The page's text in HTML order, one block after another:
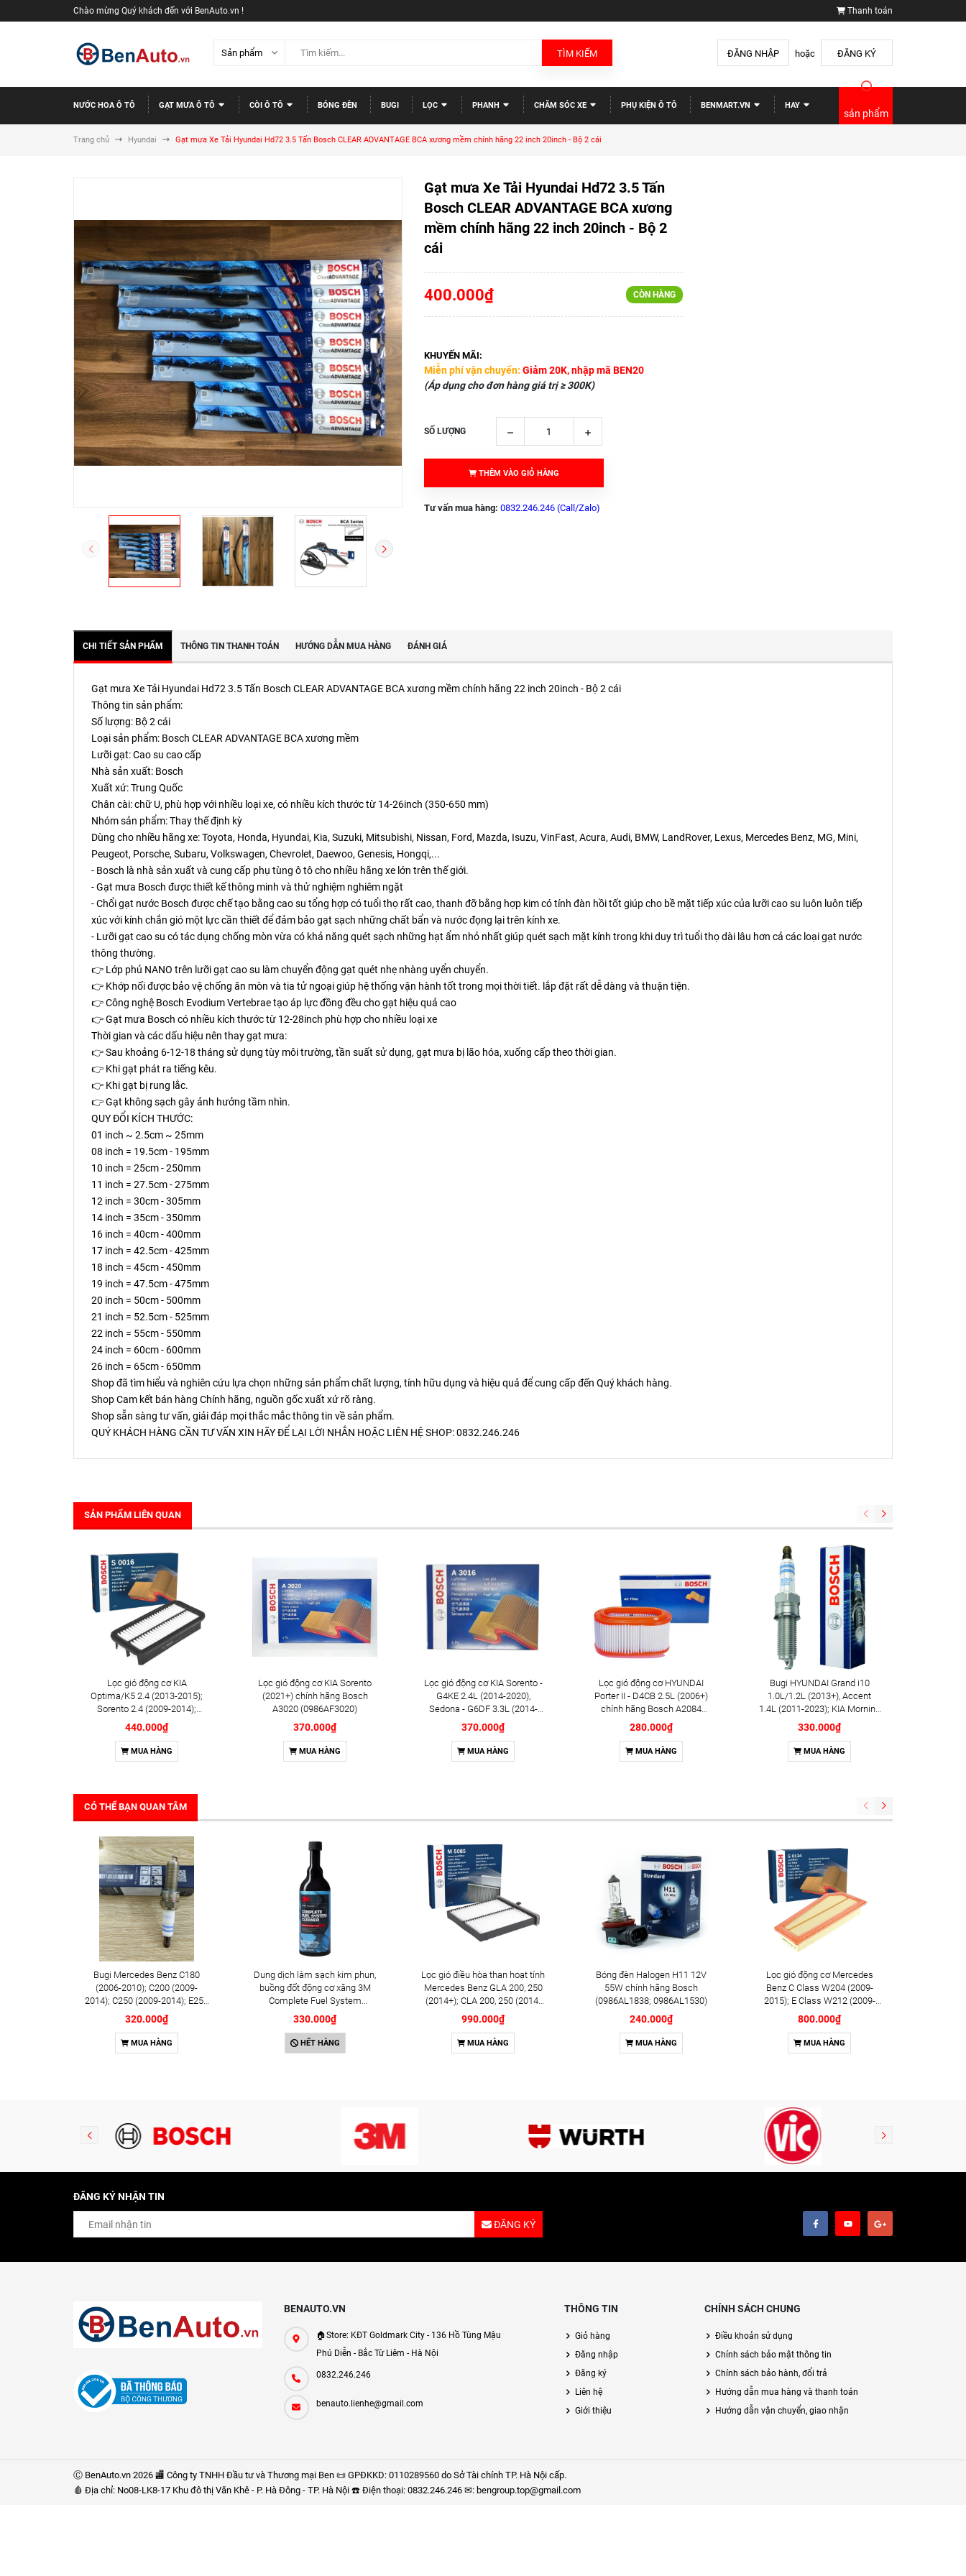
Chào mừng Quý khách đến với BenAuto.vn ! Thanh toán
TÌM KIẾM ĐĂNG NHẬP hoặc ĐĂNG KÝ
NƯỚC HOA Ô TÔ GẠT MƯA Ô TÔ CÒI Ô TÔ BÓNG ĐÈN BUGI LỌC PHANH CHĂM SÓC XE PHỤ KIỆN Ô TÔ BENMART.VN HAY
sản phẩm
Trang chủ Hyundai Gạt mưa Xe Tải Hyundai Hd72 3.5 Tấn Bosch CLEAR ADVANTAGE BCA xương mềm chính hãng 22 inch 20inch - Bộ 2 cái
Gạt mưa Xe Tải Hyundai Hd72 3.5 Tấn
Bosch CLEAR ADVANTAGE BCA xương
mềm chính hãng 22 inch 20inch - Bộ 2
cái
400.000₫ CÒN HÀNG
KHUYẾN MÃI:
Miễn phí vận chuyển: Giảm 20K, nhập mã BEN20
(Áp dụng cho đơn hàng giá trị ≥ 300K)
SỐ LƯỢNG
THÊM VÀO GIỎ HÀNG
Tư vấn mua hàng: 0832.246.246 (Call/Zalo)
CHI TIẾT SẢN PHẨM THÔNG TIN THANH TOÁN HƯỚNG DẪN MUA HÀNG ĐÁNH GIÁ
Gạt mưa Xe Tải Hyundai Hd72 3.5 Tấn Bosch CLEAR ADVANTAGE BCA xương mềm chính hãng 22 inch 20inch - Bộ 2 cái
Thông tin sản phẩm:
Số lượng: Bộ 2 cái
Loại sản phẩm: Bosch CLEAR ADVANTAGE BCA xương mềm
Lưỡi gạt: Cao su cao cấp
Nhà sản xuất: Bosch
Xuất xứ: Trung Quốc
Chân cài: chữ U, phù hợp với nhiều loại xe, có nhiều kích thước từ 14-26inch (350-650 mm)
Nhóm sản phẩm: Thay thế định kỳ
Dùng cho nhiều hãng xe: Toyota, Honda, Hyundai, Kia, Suzuki, Mitsubishi, Nissan, Ford, Mazda, Isuzu, VinFast, Acura, Audi, BMW, LandRover, Lexus, Mercedes Benz, MG, Mini,
Peugeot, Porsche, Subaru, Volkswagen, Chevrolet, Daewoo, Genesis, Hongqi,...
- Bosch là nhà sản xuất và cung cấp phụ tùng ô tô cho nhiều hãng xe lớn trên thế giới.
- Gạt mưa Bosch được thiết kế thông minh và thử nghiệm nghiêm ngặt
- Chổi gạt nước Bosch được chế tạo bằng cao su tổng hợp có tuổi thọ rất cao, thanh đỡ bằng hợp kim có tính đàn hồi tốt giúp cho bề mặt tiếp xúc của lưỡi cao su luôn luôn tiếp
xúc với kính chắn gió một lực cần thiết để đảm bảo gạt sạch những chất bẩn và nước đọng lại trên kính xe.
- Lưỡi gạt cao su có tác dụng chống mòn vừa có khả năng quét sạch những hạt ẩm nhỏ nhất giúp quét sạch mặt kính trong khi duy trì tuổi thọ dài lâu hơn cả các loại gạt nước
thông thường.
👉 Lớp phủ NANO trên lưỡi gạt cao su làm chuyển động gạt quét nhẹ nhàng uyển chuyển.
👉 Khớp nối được bảo vệ chống ăn mòn và tia tử ngoại giúp hệ thống vận hành tốt trong mọi thời tiết. lắp đặt rất dễ dàng và thuận tiện.
👉 Công nghệ Bosch Evodium Vertebrae tạo áp lực đồng đều cho gạt hiệu quả cao
👉 Gạt mưa Bosch có nhiều kích thước từ 12-28inch phù hợp cho nhiều loại xe
Thời gian và các dấu hiệu nên thay gạt mưa:
👉 Sau khoảng 6-12-18 tháng sử dụng tùy môi trường, tần suất sử dụng, gạt mưa bị lão hóa, xuống cấp theo thời gian.
👉 Khi gạt phát ra tiếng kêu.
👉 Khi gạt bị rung lắc.
👉 Gạt không sạch gây ảnh hưởng tầm nhìn.
QUY ĐỔI KÍCH THƯỚC:
01 inch ~ 2.5cm ~ 25mm
08 inch = 19.5cm - 195mm
10 inch = 25cm - 250mm
11 inch = 27.5cm - 275mm
12 inch = 30cm - 305mm
14 inch = 35cm - 350mm
16 inch = 40cm - 400mm
17 inch = 42.5cm - 425mm
18 inch = 45cm - 450mm
19 inch = 47.5cm - 475mm
20 inch = 50cm - 500mm
21 inch = 52.5cm - 525mm
22 inch = 55cm - 550mm
24 inch = 60cm - 600mm
26 inch = 65cm - 650mm
Shop đã tìm hiểu và nghiên cứu lựa chọn những sản phẩm chất lượng, tính hữu dụng và hiệu quả để cung cấp đến Quý khách hàng.
Shop Cam kết bán hàng Chính hãng, nguồn gốc xuất xứ rõ ràng.
Shop sẵn sàng tư vấn, giải đáp mọi thắc mắc thông tin về sản phẩm.
QUÝ KHÁCH HÀNG CẦN TƯ VẤN XIN HÃY ĐỂ LẠI LỜI NHẮN HOẶC LIÊN HỆ SHOP: 0832.246.246
SẢN PHẨM LIÊN QUAN
Lọc gió động cơ KIA
Optima/K5 2.4 (2013-2015);
Sorento 2.4 (2009-2014);
HYUNDAI Sonata (2009-2014);
Santafe 2.4 (2009-2011) chính
hãng Bosch (F026400116)
440.000₫
MUA HÀNG
Lọc gió động cơ KIA Sorento
(2021+) chính hãng Bosch
A3020 (0986AF3020)
370.000₫
MUA HÀNG
Lọc gió động cơ KIA Sorento -
G4KE 2.4L (2014-2020),
Sedona - G6DF 3.3L (2014-
2021); HYUNDAI SantaFe -
G4KJ 2.4L (2019-2021) chính
hãng Bosch A3016
(0986AF3016)
370.000₫
MUA HÀNG
Lọc gió động cơ HYUNDAI
Porter II - D4CB 2.5L (2006+)
chính hãng Bosch A2084
(0986AF2084)
280.000₫
MUA HÀNG
Bugi HYUNDAI Grand i10
1.0L/1.2L (2013+), Accent
1.4L (2011-2023); KIA Morning
1.2L (2011+) chính hãng
Bosch Double Iridium
YR7MII33X (0242135554)
330.000₫
MUA HÀNG
CÓ THỂ BẠN QUAN TÂM
Bugi Mercedes Benz C180
(2006-2010); C200 (2009-
2014); C250 (2009-2014); E250
(2009-2013); G500 (2008-
2015); GL450 (2006-2012),
S500 (2005-2011); SLK200
(2011-2015) chính hãng Bosch
320.000₫
MUA HÀNG
Dung dịch làm sạch kim phun,
buồng đốt động cơ xăng 3M
Complete Fuel System
Cleaner 473ml (08813)
330.000₫
HẾT HÀNG
Lọc gió điều hòa than hoạt tính
Mercedes Benz GLA 200, 250
(2014+); CLA 200, 250 (2014-
2019) chính hãng Bosch
(1987435505)
990.000₫
MUA HÀNG
Bóng đèn Halogen H11 12V
55W chính hãng Bosch
(0986AL1838; 0986AL1530)
240.000₫
MUA HÀNG
Lọc gió động cơ Mercedes
Benz C Class W204 (2009-
2015); E Class W212 (2009-
2016); SLK (2011-2015) chính
hãng Bosch (F026400134)
800.000₫
MUA HÀNG
ĐĂNG KÝ NHẬN TIN
ĐĂNG KÝ
BENAUTO.VN
🏠Store: KĐT Goldmark City - 136 Hồ Tùng Mậu
Phú Diễn - Bắc Từ Liêm - Hà Nội
0832.246.246
benauto.lienhe@gmail.com
THÔNG TIN
Giỏ hàng
Đăng nhập
Đăng ký
Liên hệ
Giới thiệu
CHÍNH SÁCH CHUNG
Điều khoản sử dụng
Chính sách bảo mật thông tin
Chính sách bảo hành, đổi trả
Hướng dẫn mua hàng và thanh toán
Hướng dẫn vận chuyển, giao nhận
Ⓒ BenAuto.vn 2026 🏬 Công ty TNHH Đầu tư và Thương mại Ben 📜 GPĐKKD: 0110289560 do Sở Tài chính TP. Hà Nội cấp.
🩸 Địa chỉ: No08-LK8-17 Khu đô thị Văn Khê - P. Hà Đông - TP. Hà Nội ☎️ Điện thoại: 0832.246.246 ✉: bengroup.top@gmail.com